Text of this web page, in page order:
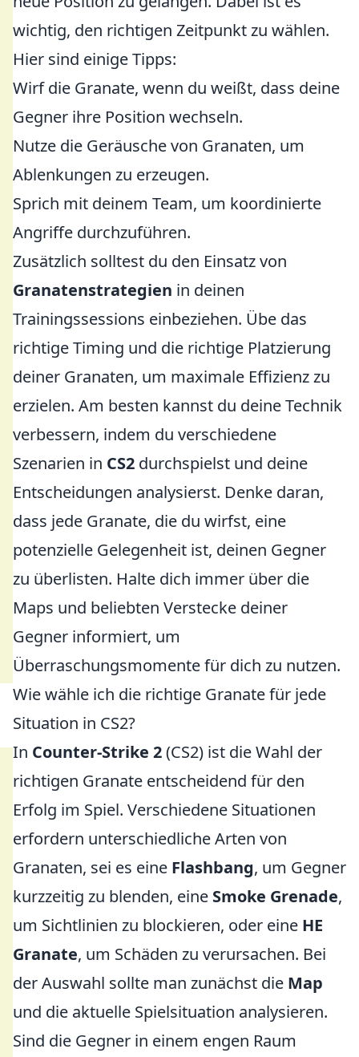
wichtig, den richtigen Zeitpunkt zu wählen.
Hier sind einige Tipps:
Wirf die Granate, wenn du weißt, dass deine
Gegner ihre Position wechseln.
Nutze die Geräusche von Granaten, um
Ablenkungen zu erzeugen.
Sprich mit deinem Team, um koordinierte
Angriffe durchzuführen.
Zusätzlich solltest du den Einsatz von
Granatenstrategien in deinen
Trainingssessions einbeziehen. Übe das
richtige Timing und die richtige Platzierung
deiner Granaten, um maximale Effizienz zu
erzielen. Am besten kannst du deine Technik
verbessern, indem du verschiedene
Szenarien in CS2 durchspielst und deine
Entscheidungen analysierst. Denke daran,
dass jede Granate, die du wirfst, eine
potenzielle Gelegenheit ist, deinen Gegner
zu überlisten. Halte dich immer über die
Maps und beliebten Verstecke deiner
Gegner informiert, um
Überraschungsmomente für dich zu nutzen.
Wie wähle ich die richtige Granate für jede
Situation in CS2?
In Counter-Strike 2(CS2) ist die Wahl der
richtigen Granate entscheidend für den
Erfolg im Spiel. Verschiedene Situationen
erfordern unterschiedliche Arten von
Granaten, sei es eine Flashbang, um Gegner
kurzzeitig zu blenden, eine Smoke Grenade,
um Sichtlinien zu blockieren, oder eine HE
Granate, um Schäden zu verursachen. Bei
der Auswahl sollte man zunächst die Map
und die aktuelle Spielsituation analysieren.
Sind die Gegner in einem engen Raum